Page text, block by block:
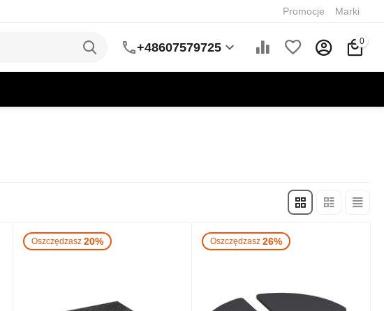
Promocje Marki
+48607579725 0
Oszczędzasz 20% Oszczędzasz 26%